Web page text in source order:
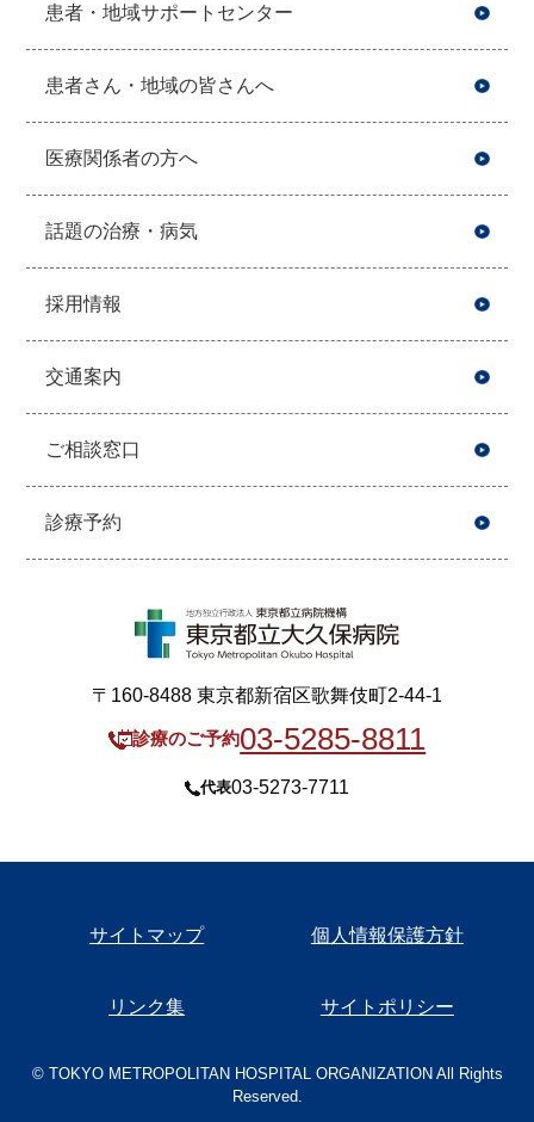
患者・地域サポートセンター
患者さん・地域の皆さんへ
医療関係者の方へ
話題の治療・病気
採用情報
交通案内
ご相談窓口
診療予約
〒160-8488 東京都新宿区歌舞伎町2-44-1
診療のご予約03-5285-8811
代表03-5273-7711
サイトマップ 個人情報保護方針
リンク集 サイトポリシー
© TOKYO METROPOLITAN HOSPITAL ORGANIZATION All Rights
Reserved.